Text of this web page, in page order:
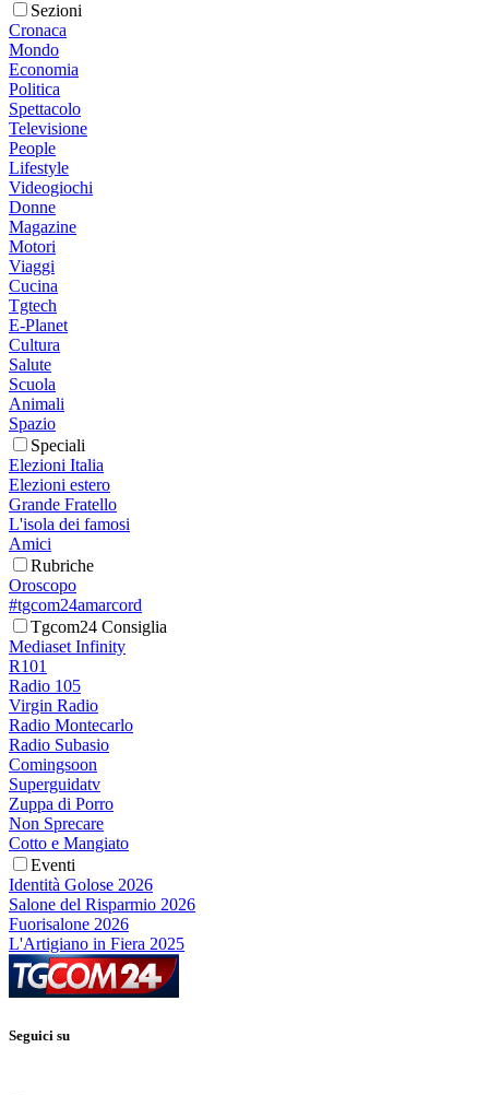
Sezioni
Cronaca
Mondo
Economia
Politica
Spettacolo
Televisione
People
Lifestyle
Videogiochi
Donne
Magazine
Motori
Viaggi
Cucina
Tgtech
E-Planet
Cultura
Salute
Scuola
Animali
Spazio
Speciali
Elezioni Italia
Elezioni estero
Grande Fratello
L'isola dei famosi
Amici
Rubriche
Oroscopo
#tgcom24amarcord
Tgcom24 Consiglia
Mediaset Infinity
R101
Radio 105
Virgin Radio
Radio Montecarlo
Radio Subasio
Comingsoon
Superguidatv
Zuppa di Porro
Non Sprecare
Cotto e Mangiato
Eventi
Identità Golose 2026
Salone del Risparmio 2026
Fuorisalone 2026
L'Artigiano in Fiera 2025
Seguici su